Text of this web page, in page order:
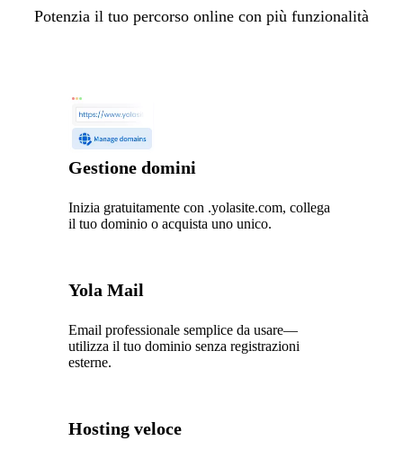
Potenzia il tuo percorso online con più funzionalità
Gestione domini
Inizia gratuitamente con .yolasite.com, collega
il tuo dominio o acquista uno unico.
Yola Mail
Email professionale semplice da usare—
utilizza il tuo dominio senza registrazioni
esterne.
Hosting veloce